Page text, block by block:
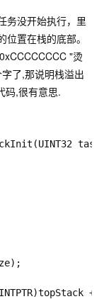
务没开始执行，里
置在栈的底部。
"烫
了,那说明栈溢出
码,很有意思.
+